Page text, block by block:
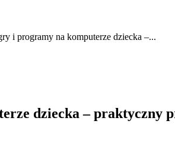
i programy na komputerze dziecka –...
dziecka – praktyczny